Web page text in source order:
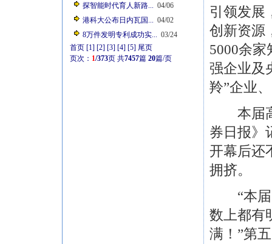
探智能时代育人新路... 04/06
港科大公布日内瓦国... 04/02
8万件发明专利成功实... 03/24
首页 [1] [2] [3] [4] [5] 尾页
页次： 1/373页 共7457篇 20篇/页
引领发展
创新资源
5000余
强企业及
羚”企业
本届高
券日报》
开幕后还
拥挤。
“本届
数上都有
满！”第